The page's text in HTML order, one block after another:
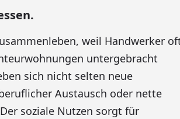
weil Handwerker
untergebracht
sich nicht selten neue
Austausch oder nette
soziale Nutzen sorgt für